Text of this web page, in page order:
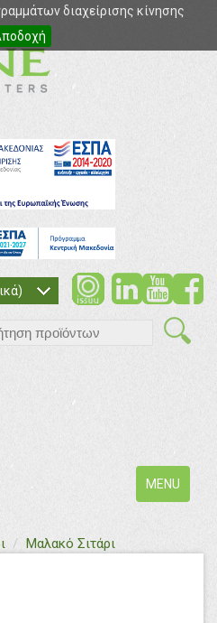
διαχείρισης κίνησης
Toggle
navigation
MENU
Μαλακό Σιτάρι